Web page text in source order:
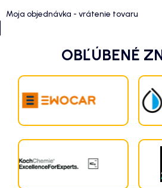
Moja objednávka - vrátenie tovaru
OBĽÚBENÉ